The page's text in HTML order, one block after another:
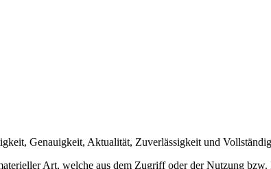
Genauigkeit, Aktualität, Zuverlässigkeit und
Art, welche aus dem Zugriff oder der Nutzung